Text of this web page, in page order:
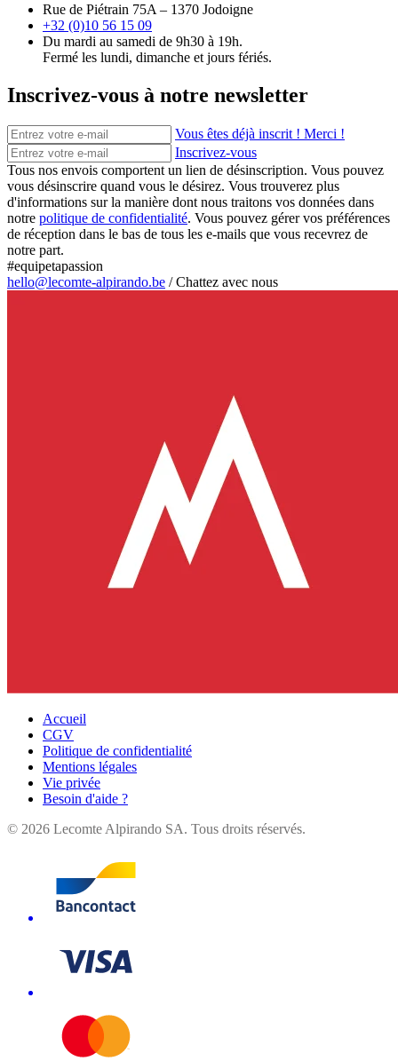
Rue de Piétrain 75A – 1370 Jodoigne
+32 (0)10 56 15 09
Du mardi au samedi de 9h30 à 19h.
Fermé les lundi, dimanche et jours fériés.
Inscrivez-vous à notre newsletter
Vous êtes déjà inscrit ! Merci !
Inscrivez-vous
Tous nos envois comportent un lien de désinscription. Vous pouvez
vous désinscrire quand vous le désirez. Vous trouverez plus
d'informations sur la manière dont nous traitons vos données dans
notre politique de confidentialité. Vous pouvez gérer vos préférences
de réception dans le bas de tous les e-mails que vous recevrez de
notre part.
#equipetapassion
hello@lecomte-alpirando.be /Chattez avec nous
Accueil
CGV
Politique de confidentialité
Mentions légales
Vie privée
Besoin d'aide ?
© 2026 Lecomte Alpirando SA. Tous droits réservés.